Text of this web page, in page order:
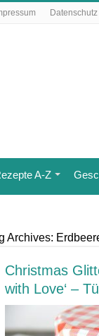
Datenschutz
A-Z
Archives:
Christmas
with Love‘ –